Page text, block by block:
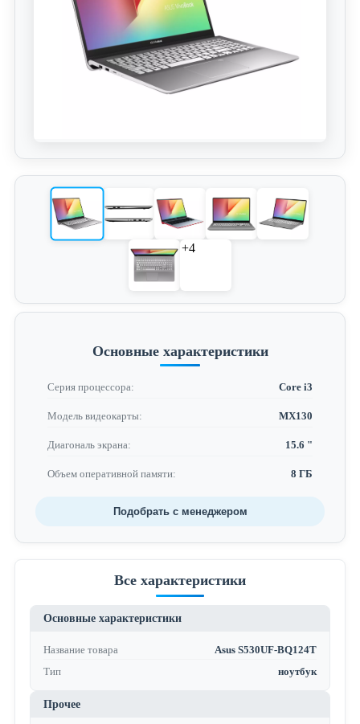
+4
Основные характеристики
Серия процессора: Core i3
Модель видеокарты: MX130
Диагональ экрана: 15.6 "
Объем оперативной памяти: 8 ГБ
Подобрать с менеджером
Все характеристики
Основные характеристики
Название товара
Asus S530UF-BQ124T
Тип
ноутбук
Прочее